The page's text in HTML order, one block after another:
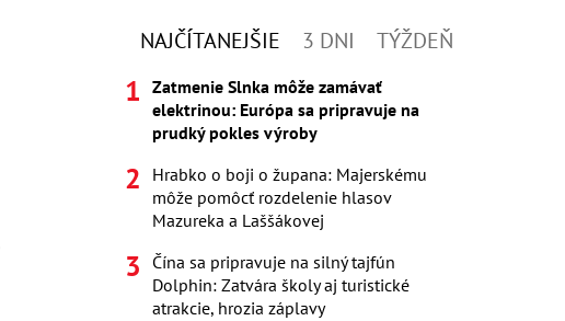
NAJČÍTANEJŠIE 3 DNI TÝŽDEŇ
Zatmenie Slnka môže zamávať
elektrinou: Európa sa pripravuje na
prudký pokles výroby
Hrabko o boji o župana: Majerskému
môže pomôcť rozdelenie hlasov
Mazureka a Laššákovej
Čína sa pripravuje na silný tajfún
Dolphin: Zatvára školy aj turistické
atrakcie, hrozia záplavy